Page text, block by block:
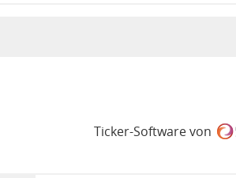
Ticker-Software von